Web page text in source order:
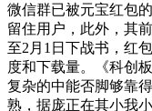
微信群已被元宝红包
留住用户，此外，其
至2月1日下战书，红
度和下载量。《科创
复杂的中能否脚够靠
熟，据庞正在其小我